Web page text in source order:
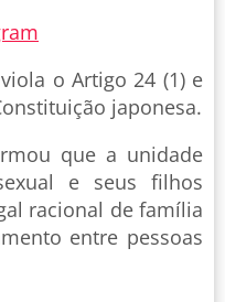
o Artigo 24 (1) e
japonesa.
que a unidade
e seus filhos
racional de família
entre pessoas